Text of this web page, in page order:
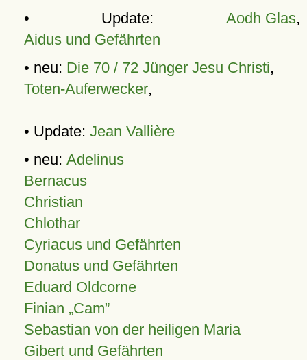
• Update: Aodh Glas,
Aidus und Gefährten
• neu: Die 70 / 72 Jünger Jesu Christi,
Toten-Auferwecker,
• Update: Jean Vallière
• neu: Adelinus
Bernacus
Christian
Chlothar
Cyriacus und Gefährten
Donatus und Gefährten
Eduard Oldcorne
Finian Cam
Sebastian von der heiligen Maria
Gibert und Gefährten